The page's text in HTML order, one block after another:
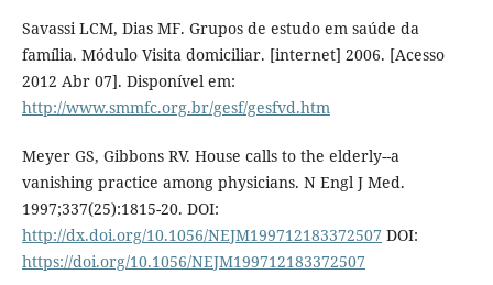
Savassi LCM, Dias MF. Grupos de estudo em saúde da
família. Módulo Visita domiciliar. [internet] 2006. [Acesso
2012 Abr 07]. Disponível em:
http://www.smmfc.org.br/gesf/gesfvd.htm
Meyer GS, Gibbons RV. House calls to the elderly--a
vanishing practice among physicians. N Engl J Med.
1997;337(25):1815-20. DOI:
http://dx.doi.org/10.1056/NEJM199712183372507 DOI:
https://doi.org/10.1056/NEJM199712183372507